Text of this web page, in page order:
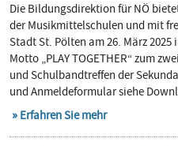
Die Bildungsdirektion für NÖ
der Musikmittelschulen und mit
Stadt St. Pölten am 26. März
Motto „PLAY TOGETHER“ zum
und Schulbandtreffen der
und Anmeldeformular siehe
Erfahren Sie mehr